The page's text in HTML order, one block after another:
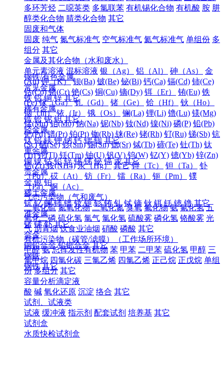
多环芳烃 二噁英类 多氯联苯 有机锡化合物 有机酸 胺 肼
醇类化合物 腈类化合物 其它
固废和气体
固废 纯气 氮气标准气 空气标准气 氦气标准气 单组份 多
组分 其它
金属及其化合物（水和废水）
单元素溶液 混标溶液 银（Ag） 铝（Al） 砷（As）
金
(Au) 钾（K） 钡(Ba) 铍(Be) 铋(Bi) 钙(Ca) 镉(Cd) 铈(Ce)
钴(Co) 铬(Cr) 铯(Cs) 铜(Cu) 镝(Dy) 铒（Er） 铕(Eu) 铁
(Fe) 镓（Ga） 钆（Gd） 锗（Ge） 铪（Hf）
钬（Ho）
铟（In） 铱（Ir） 锇（Os） 镧(La) 锂(Li) 镥(Lu) 镁(Mg)
锰(Mn) 钼(Mo) 钠(Na) 铌(Nb) 钕(Nd) 镍(Ni) 磷(P) 铅(Pb)
钯(Pd) 镨(Pr) 铂(Pt) 铷(Rb) 铼(Re) 铑(Rh) 钌(Ru) 锑(Sb) 钪
(Sc) 硒(Se) 钐(Sm) 锡(Sn) 锶(Sr) 铽(Tb) 碲(Te) 钍(Th) 钛
(Ti) 铊(Tl) 铥(Tm) 铀(U) 钒(V) 钨(W) 钇(Y) 镱(Yb) 锌(Zn)
锆(Zr) 铵(NH4) 汞（Hg） 其它 锝（Tc） 钽（Ta）
钋
（Po） 砹（At） 钫（Fr） 镭（Ra） 钷（Pm）
镤
（Pa） 锕（Ac）
气态污染物（气和废气）
二氧化硫 氮氧化物 二氧化氮 臭氧 氟化物 氨 氰化氢 五
氧化二磷 硫化氢 氯气 氯化氢 硫酸雾 磷化氢 铬酸雾 光
气 沥青烟 饮食业油烟 硝酸 磷酸 其它
有机污染物（碳管/滤膜）（工作场所环境）
甲醛 氨 总挥发性有机物 苯 甲苯 二甲苯 硫化氢 甲醇 三
氯甲烷 四氯化碳 三氯乙烯 四氯乙烯 正己烷 正戊烷 单组
份 多组分 其它
容量分析滴定液
酸 碱 氧化还原 沉淀 络合 其它
试剂、试液类
试液 缓冲液 指示剂 配套试剂 培养基 其它
试剂盒
水质快检试剂盒
钢铁/有色金属
常见金属
铁 铝 铜 锌 其它
稀有金属
锆 铪 铌 钽 其它
轻金属
钛 铝 镁 钾 钠 钙 锶 钡 其它
重金属
铜 镍 钴 铅 锌 锡 锑 铋 镉 汞 其它
贵金属
金 银 铂
稀土金属
钪 钇 镧 铈 镨 钕 钷 钐 铕 钆 铽 镝 钬 铒 铥 镱 镥 其它
准金属
锗 锑 钋 其它
合金
铜铅合金 铅钯合金 其它
钢铁
钢铁 其它